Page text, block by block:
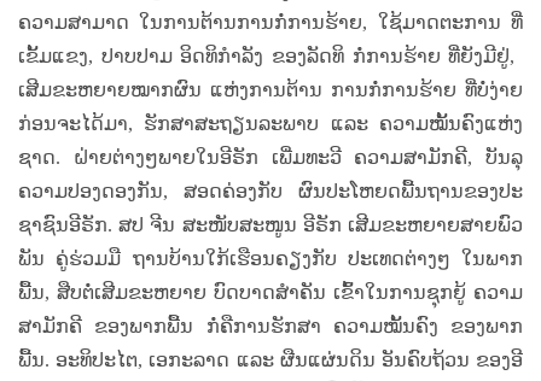
ຄວາມ​ສາ​ມາດ ​ໃນການ​ຕ້ານ​ການ​ກໍ່​ການ​ຮ້າຍ, ໃຊ້​ມາດ​ຕະ​ການ ​ທີ່​
ເຂັ້ມ​ແຂງ, ປາບ​ປາມ​ ອິດ​ທິ​ກຳ​ລັງ​ ຂອງລັດ​ທິ ​ກໍ່​ການ​ຮ້າຍ ​ທີ່​ຍັງ​ມີ​ຢູ່, ​
ເສີມ​ຂະ​ຫຍາຍ​ໝາກ​ຜົນ ​ແຫ່ງ​ການ​ຕ້ານ​ ການ​ກໍ່​ການ​ຮ້າຍ​ ທີ່​ບໍ່​ງ່າຍ​
ກ່ອນ​ຈະ​ໄດ້​ມາ, ຮັກ​ສາ​​ສະ​ຖຽນ​ລະ​ພາບ ​ແລະ​ ຄວາມ​ໝັ້ນ​ຄົງ​ແຫ່ງ​
ຊາດ. ​ຝ່າຍ​ຕ່າງໆ​ພາຍ​ໃນອີ​ຣັກ ​ເພີ່ມ​ທະ​ວີ​ ຄວາມ​ສາ​ມັກ​ຄີ, ບັນ​ລຸ​
ຄວາມ​ປອງດອງ​ກັນ, ສອດ​ຄ່ອງ​ກັບ ​ຜົນ​ປະ​ໂຫຍດ​ພື້ນ​ຖານ​ຂອງ​ປະ​
ຊາ​ຊົນ​ອີ​ຣັກ. ສປ ຈີນ ​ສະ​ໜັບ​ສະ​ໜູນ ​​ອີ​ຣັກ​ ເສີມຂະ​ຫຍາຍ​ສາຍ​ພົວ​
ພັນ ​ຄູ່​ຮ່ວມ​ມື ຖານ​ບ້ານ​ໃກ້​ເຮືອນ​ຄຽງກັບ ​ປະ​ເທດ​ຕ່າງໆ​ ໃນ​ພາກ​
ພື້ນ, ສືບ​ຕໍ່​ເສີມ​ຂະ​ຫ​ຍາຍ ​ບົດ​ບາດ​ສຳ​ຄັນ ​ເຂົ້າ​ໃນ​ການ​ຊຸກ​ຍູ້​ ຄວາມ​
ສາ​ມັກ​ຄີ​ ຂອງ​ພາກ​ພື້ນ​ ກໍ່​ຄື​ການ​ຮັກ​ສາ ​ຄວາມ​ໝັ້ນ​ຄົງ​ ຂອງ​ພາກ​
ພື້ນ. ອະ​ທິ​ປະ​ໄຕ, ເອ​ກະ​ລາດ​ ແລະ​ ຜືນ​ແຜ່ນ​ດິນ ​ອັນ​ຄົບ​ຖ້ວນ ​ຂອງ​ອີ​